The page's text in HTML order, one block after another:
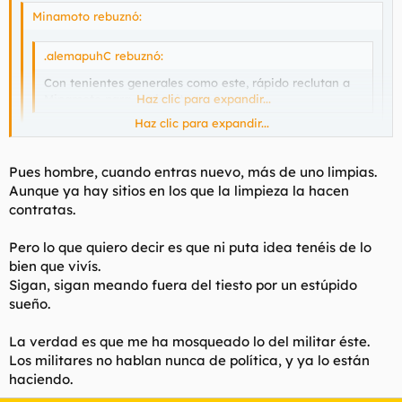
Minamoto rebuznó:
.alemapuhC rebuznó:
Con tenientes generales como este, rápido reclutan a
Minamoto para el ejercito...Haz clic para expandir...
Bosnia.
Te entiendo, lo de limpiar los urinarios del cuartel no mola.
Haz clic para expandir...
Pues hombre, cuando entras nuevo, más de uno limpias.
Aunque ya hay sitios en los que la limpieza la hacen
contratas.
Pero lo que quiero decir es que ni puta idea tenéis de lo
bien que vivís.
Sigan, sigan meando fuera del tiesto por un estúpido
sueño.
La verdad es que me ha mosqueado lo del militar éste.
Los militares no hablan nunca de política, y ya lo están
haciendo.